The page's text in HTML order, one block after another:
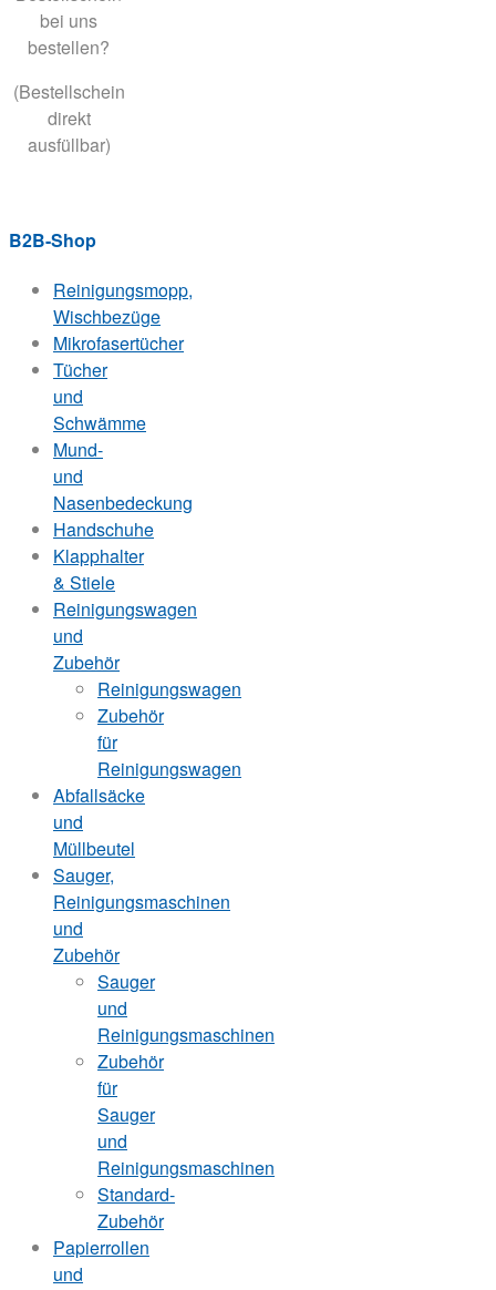
bei uns
bestellen?
(Bestellschein
direkt
ausfüllbar)
B2B-Shop
Reinigungsmopp,
Wischbezüge
Mikrofasertücher
Tücher
und
Schwämme
Mund-
und
Nasenbedeckung
Handschuhe
Klapphalter
& Stiele
Reinigungswagen
und
Zubehör
Reinigungswagen
Zubehör
für
Reinigungswagen
Abfallsäcke
und
Müllbeutel
Sauger,
Reinigungsmaschinen
und
Zubehör
Sauger
und
Reinigungsmaschinen
Zubehör
für
Sauger
und
Reinigungsmaschinen
Standard-
Zubehör
Papierrollen
und